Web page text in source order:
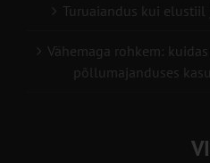
Turuaiandus kui elustiil
Vähemaga rohkem:
põllumajanduses